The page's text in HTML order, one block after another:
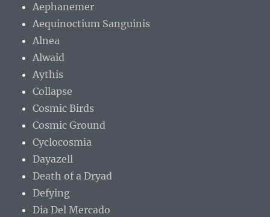
Aephanemer
Aequinoctium Sanguinis
Alnea
Alwaid
Aythis
Collapse
Cosmic Birds
Cosmic Ground
Cyclocosmia
Dayazell
Death of a Dryad
Defying
Dia Del Mercado